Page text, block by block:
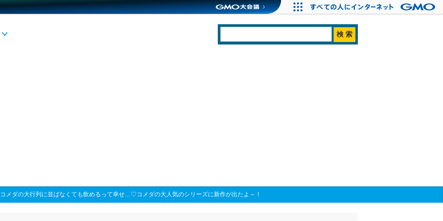
コメダの大行列に並ばなくても飲めるって幸せ…♡コメダの大人気のシリーズに新作が出たよ～！